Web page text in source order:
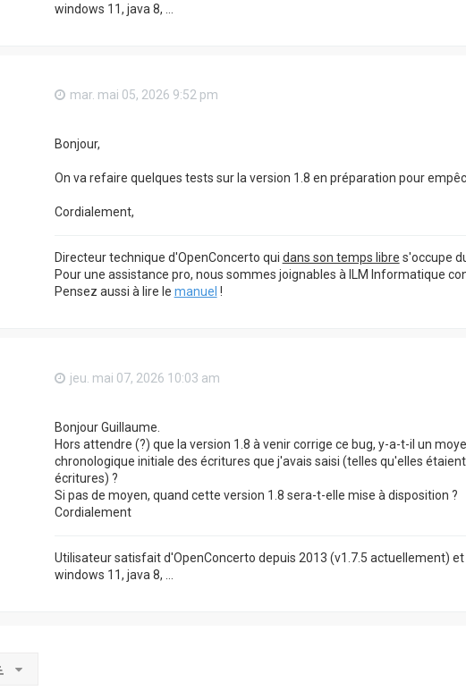
windows 11, java 8, ...
mar. mai 05, 2026 9:52 pm
Bonjour,
On va refaire quelques tests sur la version 1.8 en préparation pour
Cordialement,
Directeur technique d'OpenConcerto qui dans son temps libre s'occupe
Pour une assistance pro, nous sommes joignables à ILM Informatique
Pensez aussi à lire le manuel !
jeu. mai 07, 2026 10:03 am
Bonjour Guillaume.
Hors attendre (?) que la version 1.8 à venir corrige ce bug, y-a-t-il un
chronologique initiale des écritures que j'avais saisi (telles qu'elles
écritures) ?
Si pas de moyen, quand cette version 1.8 sera-t-elle mise à disposition ?
Cordialement
Utilisateur satisfait d'OpenConcerto depuis 2013 (v1.7.5 actuellement)
windows 11, java 8, ...